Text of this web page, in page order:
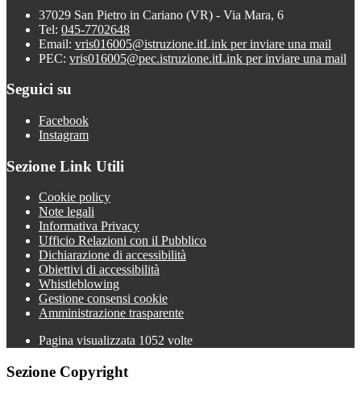
37029 San Pietro in Cariano (VR) - Via Mara, 6
Tel: 045-7702648
Email: vris016005@istruzione.itLink per inviare una mail
PEC: vris016005@pec.istruzione.itLink per inviare una mail
Seguici su
Facebook
Instagram
Sezione Link Utili
Cookie policy
Note legali
Informativa Privacy
Ufficio Relazioni con il Pubblico
Dichiarazione di accessibilità
Obiettivi di accessibilità
Whistleblowing
Gestione consensi cookie
Amministrazione trasparente
Pagina visualizzata 1052 volte
Sezione Copyright